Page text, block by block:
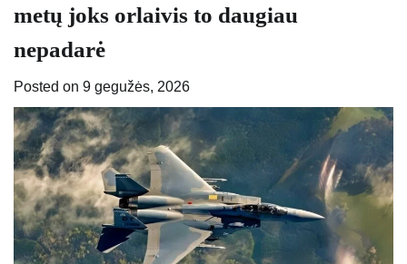
metų joks orlaivis to daugiau
nepadarė
Posted on 9 gegužės, 2026